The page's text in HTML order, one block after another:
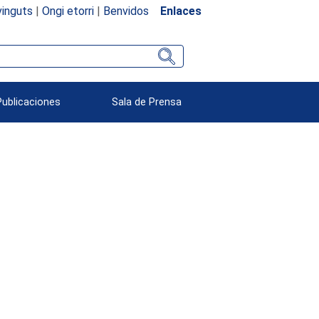
| Ongi etorri| Benvidos Enlaces
Sala de Prensa